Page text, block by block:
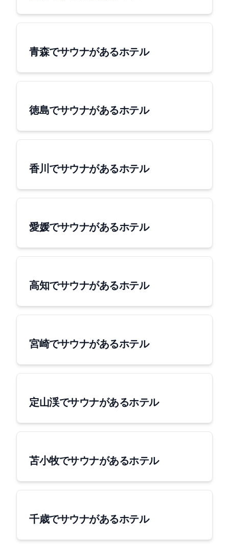
青森でサウナがあるホテル
徳島でサウナがあるホテル
香川でサウナがあるホテル
愛媛でサウナがあるホテル
高知でサウナがあるホテル
宮崎でサウナがあるホテル
定山渓でサウナがあるホテル
苫小牧でサウナがあるホテル
千歳でサウナがあるホテル